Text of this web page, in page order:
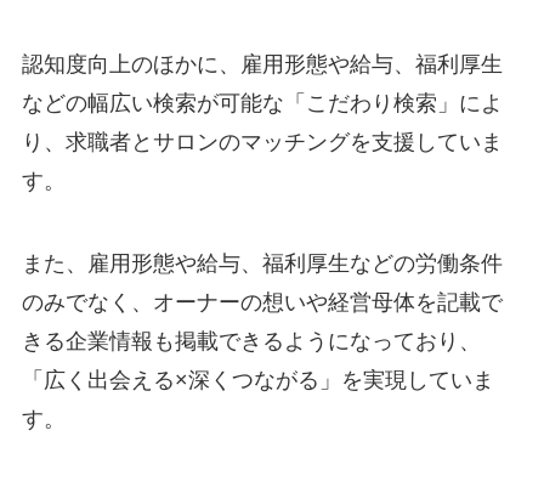
認知度向上のほかに、雇用形態や給与、福利厚生
などの幅広い検索が可能な「こだわり検索」によ
り、求職者とサロンのマッチングを支援していま
す。
また、雇用形態や給与、福利厚生などの労働条件
のみでなく、オーナーの想いや経営母体を記載で
きる企業情報も掲載できるようになっており、
「広く出会える×深くつながる」を実現していま
す。